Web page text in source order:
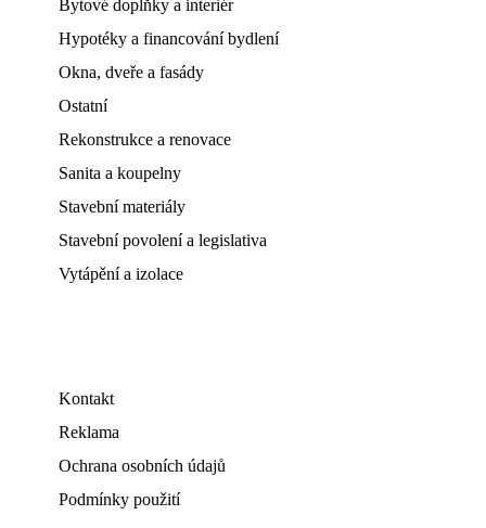
Bytové doplňky a interiér
Hypotéky a financování bydlení
Okna, dveře a fasády
Ostatní
Rekonstrukce a renovace
Sanita a koupelny
Stavební materiály
Stavební povolení a legislativa
Vytápění a izolace
Kontakt
Reklama
Ochrana osobních údajů
Podmínky použití